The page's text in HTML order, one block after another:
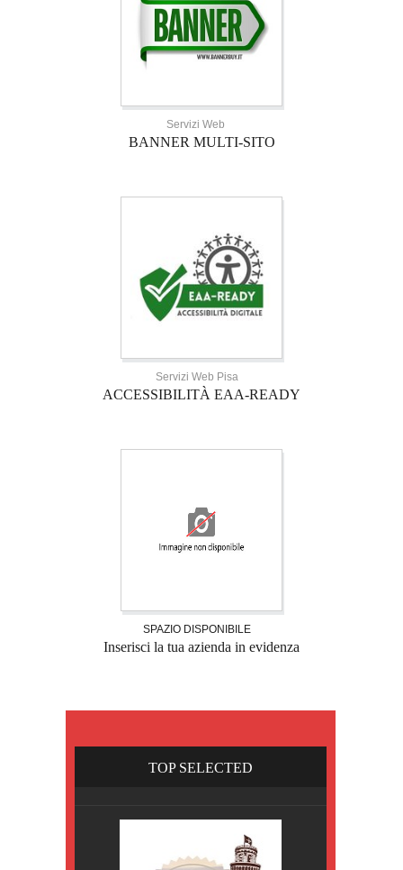
Servizi Web
BANNER MULTI-SITO
Servizi Web Pisa
ACCESSIBILITÀ EAA-READY
SPAZIO DISPONIBILE
Inserisci la tua azienda in evidenza
TOP SELECTED